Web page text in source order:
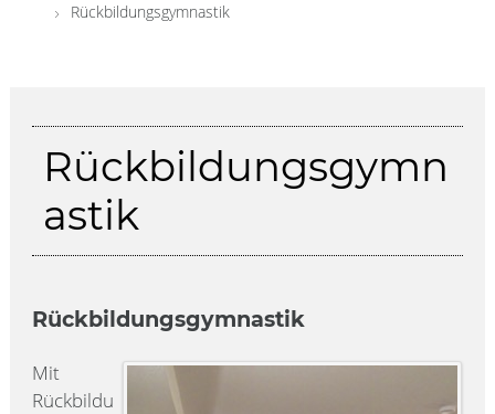
Rückbildungsgymnastik
Rückbildungsgymn
astik
Rückbildungsgymnastik
Mit
Rückbildu